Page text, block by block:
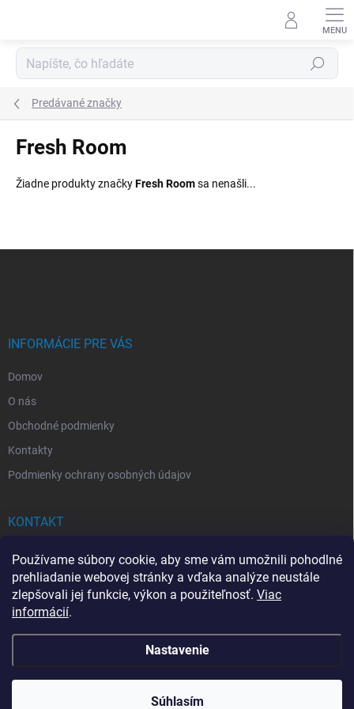
Používame súbory cookie, aby sme vám umožnili pohodlné
prehliadanie webovej stránky a vďaka analýze neustále
zlepšovali jej funkcie, výkon a použiteľnosť. Viac
informácií.
Nastavenie
Súhlasím
Hľadať
Predávané značky
Fresh Room
Žiadne produkty značkyFresh Roomsa nenašli...
INFORMÁCIE PRE VÁS
Domov
O nás
Obchodné podmienky
Kontakty
Podmienky ochrany osobných údajov
KONTAKT
info@drogerkovo.sk
Copyright 2026Drogerkovo. Všetky práva vyhradené.Upraviť nastavenie
cookies